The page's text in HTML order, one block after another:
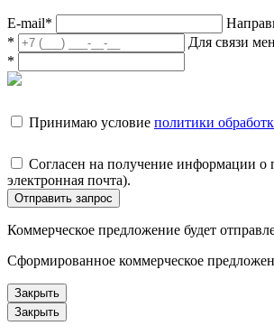
E-mail*
*
Для связи
*
Принимаю условие политики
Согласен на получение информации
электронная почта).
Отправить запрос
Коммерческое предложение будет
Сформированное коммерческое
Закрыть
Закрыть